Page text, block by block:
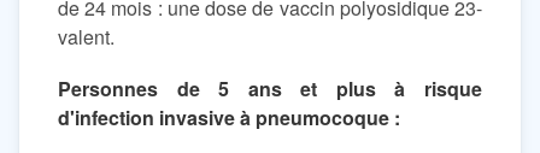
de 24 mois : une dose de vaccin polyosidique 23-
valent.
Personnes de 5 ans et plus à risque
d'infection invasive à pneumocoque :